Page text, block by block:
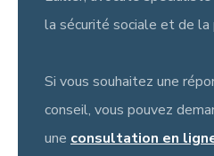
la sécurité sociale et de
Si vous souhaitez une
conseil, vous pouvez
une consultation en